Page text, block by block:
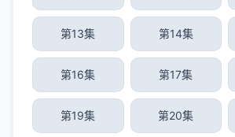
第13集 第14集
第16集 第17集
第19集 第20集